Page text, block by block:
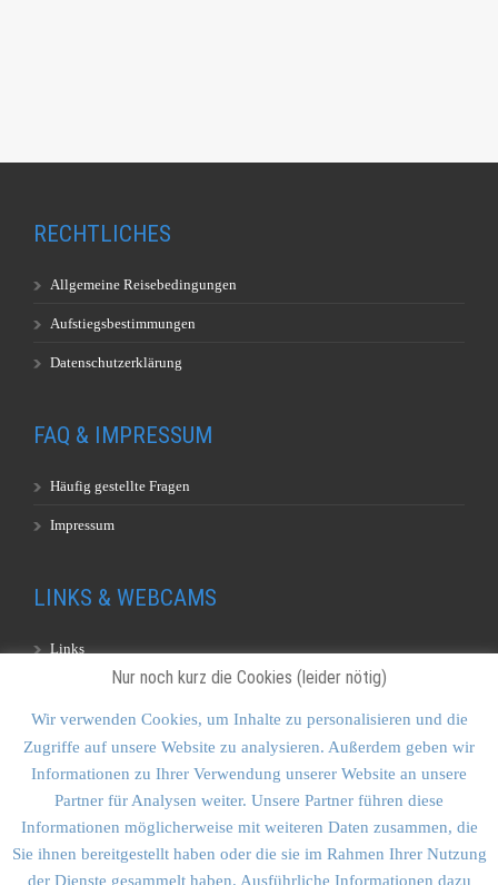
RECHTLICHES
Allgemeine Reisebedingungen
Aufstiegsbestimmungen
Datenschutzerklärung
FAQ & IMPRESSUM
Häufig gestellte Fragen
Impressum
LINKS & WEBCAMS
Links
KONTAKT & SITEMAP
Kontakt
Sitemap
Nur noch kurz die Cookies (leider nötig)
Wir verwenden Cookies, um Inhalte zu personalisieren und die
Zugriffe auf unsere Website zu analysieren. Außerdem geben wir
Informationen zu Ihrer Verwendung unserer Website an unsere
Partner für Analysen weiter. Unsere Partner führen diese
Informationen möglicherweise mit weiteren Daten zusammen, die
Sie ihnen bereitgestellt haben oder die sie im Rahmen Ihrer Nutzung
der Dienste gesammelt haben. Ausführliche Informationen dazu